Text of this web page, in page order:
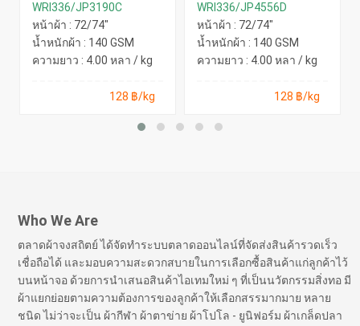
WRI336/JP3190C
หน้าผ้า : 72/74"
น้ำหนักผ้า : 140 GSM
ความยาว : 4.00 หลา / kg
128 ฿/kg
WRI336/JP4556D
หน้าผ้า : 72/74"
น้ำหนักผ้า : 140 GSM
ความยาว : 4.00 หลา / kg
128 ฿/kg
Who We Are
ตลาดผ้าจงสถิตย์ ได้จัดทำระบบตลาดออนไลน์ที่จัดส่งสินค้ารวดเร็ว
เชื่อถือได้ และมอบความสะดวกสบายในการเลือกซื้อสินค้าแก่ลูกค้าไว้
บนหน้าจอ ด้วยการนำเสนอสินค้าไอเทมใหม่ ๆ ที่เป็นนวัตกรรมสิ่งทอ มี
ผ้าแยกย่อยตามความต้องการของลูกค้าให้เลือกสรรมากมาย หลาย
ชนิด ไม่ว่าจะเป็น ผ้ากีฬา ผ้าตาข่าย ผ้าโปโล - ยูนิฟอร์ม ผ้าเกล็ดปลา